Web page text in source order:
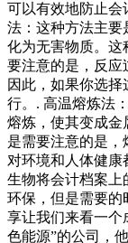
可以有效地防止
法：这种方法主要
化为无害物质。这
要注意的是，反应
因此，如果你选
行。. 高温熔炼法
熔炼，使其变成金
是需要注意的是，
对环境和人体健康
生物将会计档案上
环保，但是需要的
享让我们来看一个
色能源”的公司，